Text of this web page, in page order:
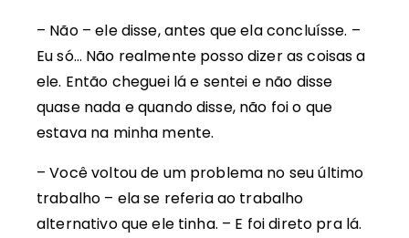
– Não – ele disse, antes que ela concluísse. –
Eu só… Não realmente posso dizer as coisas a
ele. Então cheguei lá e sentei e não disse
quase nada e quando disse, não foi o que
estava na minha mente.
– Você voltou de um problema no seu último
trabalho – ela se referia ao trabalho
alternativo que ele tinha. – E foi direto pra lá.